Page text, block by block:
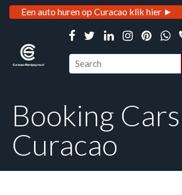
Een auto huren op Curacao klik hier ►
Booking Cars
Curacao